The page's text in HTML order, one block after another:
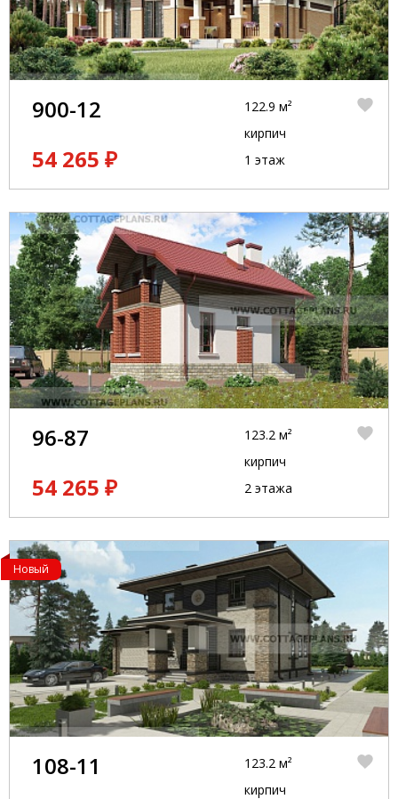
900-12
54 265 ₽
122.9 м²
кирпич
1 этаж
96-87
54 265 ₽
123.2 м²
кирпич
2 этажа
Новый
108-11
123.2 м²
кирпич